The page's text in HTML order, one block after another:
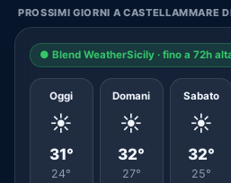
PROSSIMI GIORNI A CASTELLAMMARE
● Blend WeatherSicily · fino a 72h
Oggi
☀️
31°
24°
Domani
☀️
32°
27°
Sabato
☀️
32°
25°